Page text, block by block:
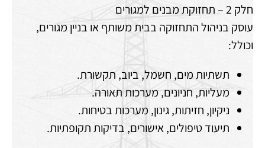
חלק 2 – תחזוקת מבנים למגורים
עוסק בניהול התחזוקה בבית משותף או בניין מגורים,
וכולל:
תשתיות מים, חשמל, ביוב, תקשורת.
מעליות, חניונים, מערכות תאורה.
ניקיון, חזיתות, גינון, מערכות בטיחות.
תיעוד טיפולים, אישורים, בדיקות תקופתיות.